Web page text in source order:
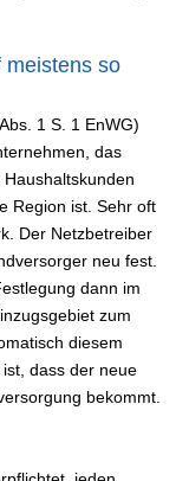
meistens so
1 S. 1 EnWG)
das
Region ist. Sehr oft
Der Netzbetreiber
neu fest.
dann im
zum
diesem
dass der neue
bekommt.